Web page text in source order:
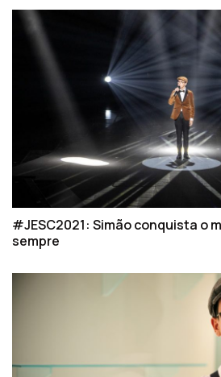
#JESC2021: Simão conquista o
sempre